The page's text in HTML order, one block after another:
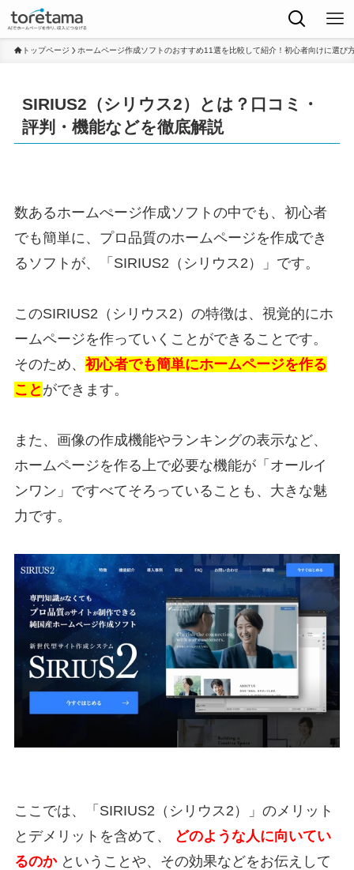
トップページ ホームページ作成ソフトのおすすめ11選を比較して紹介！初心者向けに選び
SIRIUS2（シリウス2）とは？口コミ・
評判・機能などを徹底解説
数あるホームぺージ作成ソフトの中でも、初心者
でも簡単に、プロ品質のホームページを作成でき
るソフトが、「SIRIUS2（シリウス2）」です。
このSIRIUS2（シリウス2）の特徴は、視覚的にホ
ームページを作っていくことができることです。
そのため、 初心者でも簡単にホームページを作る
こと ができます。
また、画像の作成機能やランキングの表示など、
ホームページを作る上で必要な機能が「オールイ
ンワン」ですべてそろっていることも、大きな魅
力です。
ここでは、「SIRIUS2（シリウス2）」のメリット
とデメリットを含めて、
どのような人に向いてい
るのかということや、その効果などをお伝えして